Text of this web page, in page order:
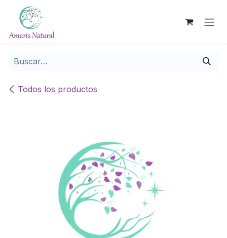
Ir al contenido
Todos los productos